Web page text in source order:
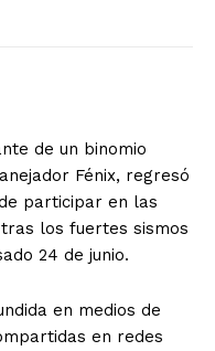
de un binomio
Fénix, regresó
participar en las
los fuertes sismos
24 de junio.
en medios de
en redes